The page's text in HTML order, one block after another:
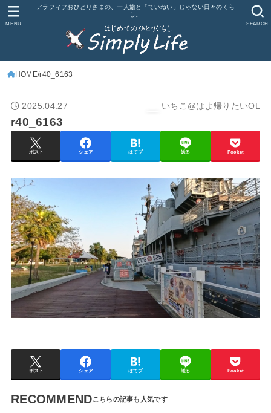
アラフィフおひとりさまの、一人旅と「ていねい」じゃない日々のくら
し。
SEARCH
MENU
HOME r40_6163
2025.04.27 いちこ@はよ帰りたいOL
r40_6163
ポスト シェア はてブ 送る Pocket
ポスト シェア はてブ 送る Pocket
RECOMMEND